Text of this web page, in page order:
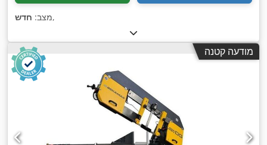
מצב: חדש ,
מודעה קטנה